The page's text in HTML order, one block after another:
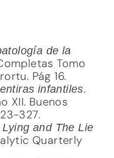
de la
Tomo
Pág 16.
infantiles.
XII. Buenos
327.
Lying and The Lie
Quarterly